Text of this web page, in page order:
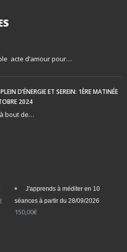
acte d’amour pour…
D’ÉNERGIE ET SEREIN: 1ÈRE MATINÉE
2024
bout de…
J'apprends à méditer en 10
séances à partir du 28/09/2026
150,00€